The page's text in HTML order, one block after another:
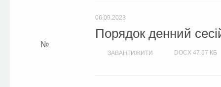
06.09.2023
Порядок денний
ЗАВАНТИЖИТИ DOCX 47.57 КБ